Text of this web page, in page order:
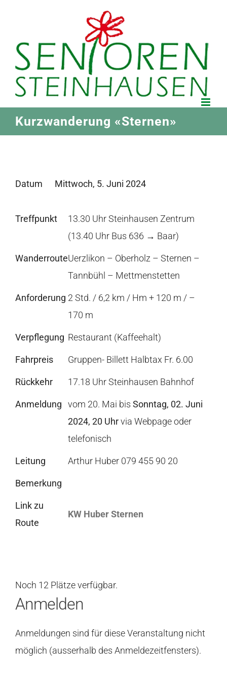
springen
Kurzwanderung «Sternen»
Datum Mittwoch, 5. Juni 2024
Treffpunkt
13.30 Uhr Steinhausen Zentrum
(13.40 Uhr Bus 636 → Baar)
WanderrouteUerzlikon – Oberholz – Sternen –
Tannbühl – Mettmenstetten
Anforderung 2 Std. / 6,2 km / Hm + 120 m / –
170 m
Verpflegung Restaurant (Kaffeehalt)
Fahrpreis Gruppen- Billett Halbtax Fr. 6.00
Rückkehr 17.18 Uhr Steinhausen Bahnhof
Anmeldung vom 20. Mai bis Sonntag, 02. Juni
2024, 20 Uhrvia Webpage oder
telefonisch
Leitung Arthur Huber 079 455 90 20
Bemerkung
Link zu
Route
KW Huber Sternen
Noch 12 Plätze verfügbar.
Anmelden
Anmeldungen sind für diese Veranstaltung nicht
möglich (ausserhalb des Anmeldezeitfensters).